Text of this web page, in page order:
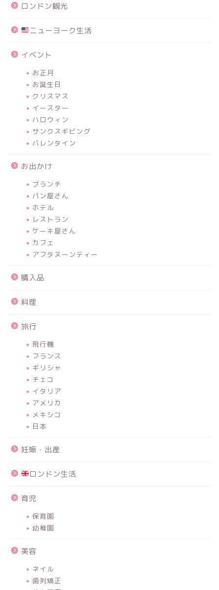
ロンドン観光
ニューヨーク生活
イベント
お正月
お誕生日
クリスマス
イースター
ハロウィン
サンクスギビング
バレンタイン
お出かけ
ブランチ
パン屋さん
ホテル
レストラン
ケーキ屋さん
カフェ
アフタヌーンティー
購入品
料理
旅行
飛行機
フランス
ギリシャ
チェコ
イタリア
アメリカ
メキシコ
日本
妊娠・出産
ロンドン生活
育児
保育園
幼稚園
美容
ネイル
歯列矯正